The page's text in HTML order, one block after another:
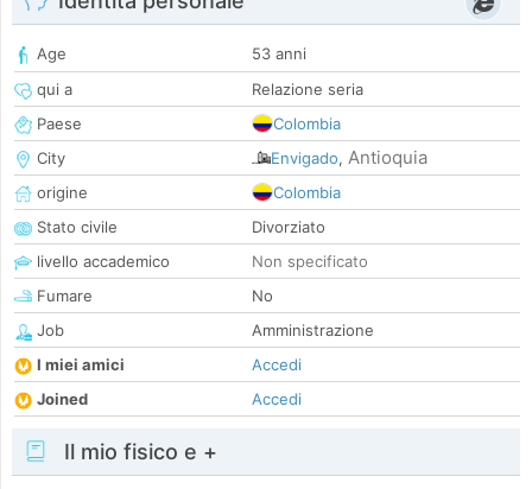
Age
53 anni
qui a
Relazione seria
Paese
Colombia
City
Envigado, Antioquia
origine
Colombia
Stato civile
Divorziato
livello accademico
Non specificato
Fumare
No
Job
Amministrazione
I miei amici
Accedi
Joined
Accedi
Il mio fisico e +